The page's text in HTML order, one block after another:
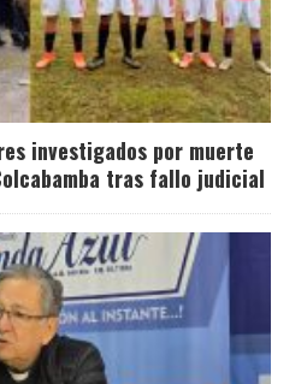
investigados por muerte
tras fallo judicial